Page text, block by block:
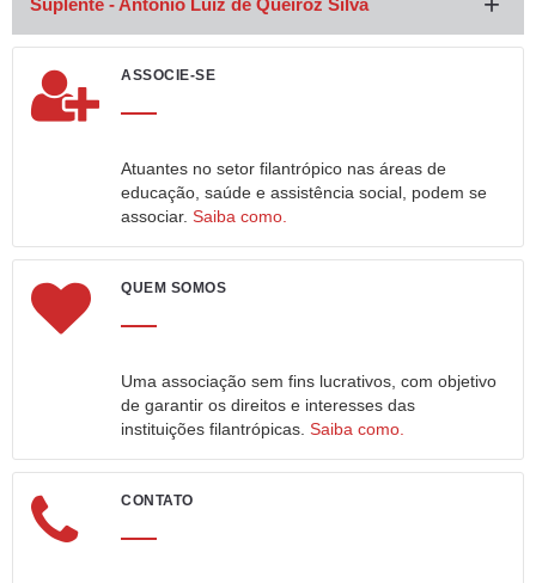
Suplente - Antônio Luiz de Queiroz Silva
ASSOCIE-SE
Atuantes no setor filantrópico nas áreas de
educação, saúde e assistência social, podem se
associar. Saiba como.
QUEM SOMOS
Uma associação sem fins lucrativos, com objetivo
de garantir os direitos e interesses das
instituições filantrópicas. Saiba como.
CONTATO